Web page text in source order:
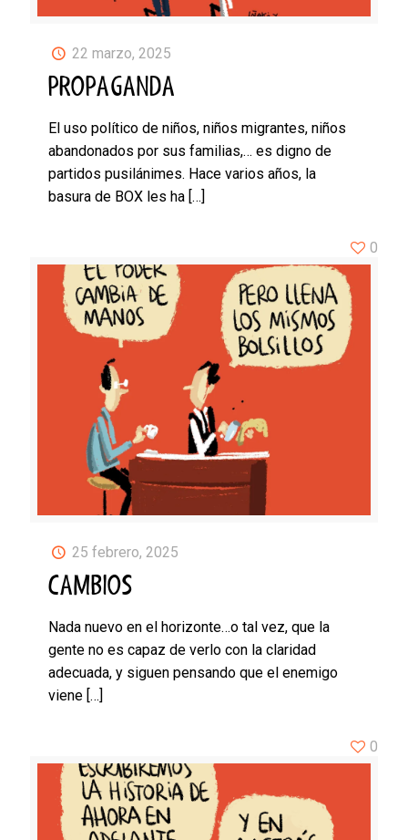
22 marzo, 2025
PROPAGANDA
El uso político de niños, niños migrantes, niños
abandonados por sus familias,… es digno de
partidos pusilánimes. Hace varios años, la
basura de BOX les ha […]
25 febrero, 2025
CAMBIOS
Nada nuevo en el horizonte…o tal vez, que la
gente no es capaz de verlo con la claridad
adecuada, y siguen pensando que el enemigo
viene […]
0
0